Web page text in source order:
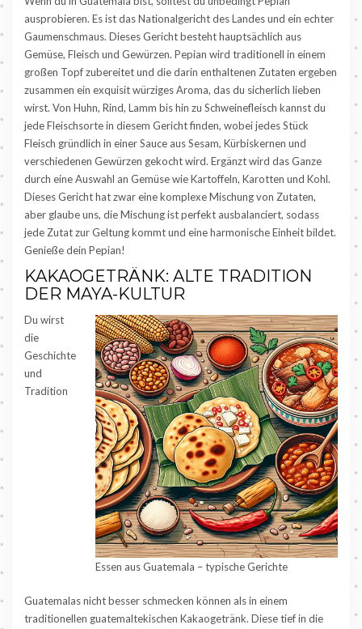
ausprobieren. Es ist das Nationalgericht des Landes und ein echter
Gaumenschmaus. Dieses Gericht besteht hauptsächlich aus
Gemüse, Fleisch und Gewürzen. Pepian wird traditionell in einem
großen Topf zubereitet und die darin enthaltenen Zutaten ergeben
zusammen ein exquisit würziges Aroma, das du sicherlich lieben
wirst. Von Huhn, Rind, Lamm bis hin zu Schweinefleisch kannst du
jede Fleischsorte in diesem Gericht finden, wobei jedes Stück
Fleisch gründlich in einer Sauce aus Sesam, Kürbiskernen und
verschiedenen Gewürzen gekocht wird. Ergänzt wird das Ganze
durch eine Auswahl an Gemüse wie Kartoffeln, Karotten und Kohl.
Dieses Gericht hat zwar eine komplexe Mischung von Zutaten,
aber glaube uns, die Mischung ist perfekt ausbalanciert, sodass
jede Zutat zur Geltung kommt und eine harmonische Einheit bildet.
Genieße dein Pepian!
KAKAOGETRÄNK: ALTE TRADITION
DER MAYA-KULTUR
Essen aus Guatemala – typische Gerichte
Du wirst
die
Geschichte
und
Tradition
Guatemalas nicht besser schmecken können als in einem
traditionellen guatemaltekischen Kakaogetränk. Diese tief in die